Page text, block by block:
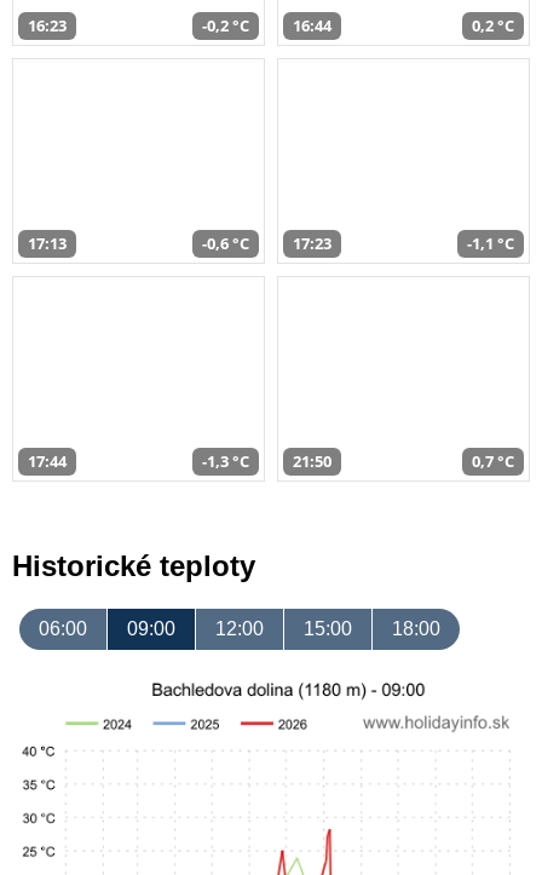
16:23 -0,2 °C 16:44 0,2 °C
17:13 -0,6 °C 17:23 -1,1 °C
17:44 -1,3 °C 21:50 0,7 °C
Historické teploty
06:00 09:00 12:00 15:00 18:00